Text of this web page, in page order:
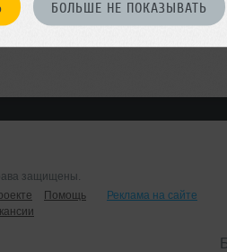
БОЛЬШЕ НЕ ПОКАЗЫВАТЬ
защищены.
Помощь
Реклама на сайте